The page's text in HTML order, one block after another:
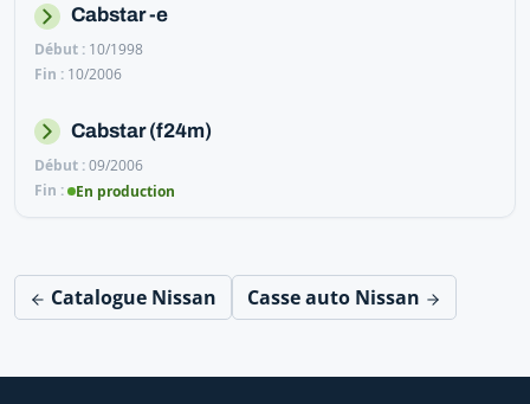
Cabstar -e
10/1998
10/2006
Cabstar (f24m)
09/2006
En production
Catalogue Nissan Casse auto Nissan